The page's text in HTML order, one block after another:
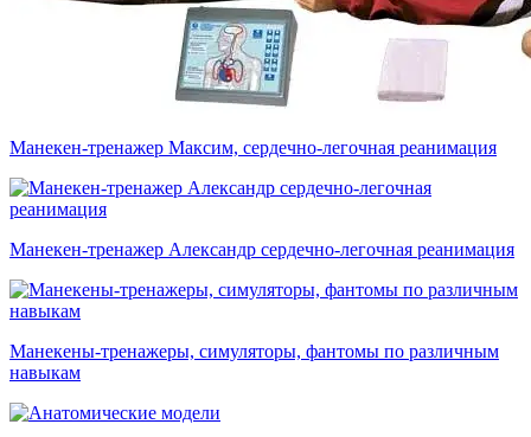
Манекен-тренажер Максим, сердечно-легочная реанимация
Манекен-тренажер Александр сердечно-легочная реанимация
Манекены-тренажеры, симуляторы, фантомы по различным
навыкам